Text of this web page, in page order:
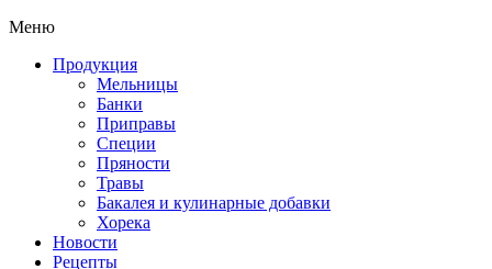
Меню
Продукция
Мельницы
Банки
Приправы
Специи
Пряности
Травы
Бакалея и кулинарные добавки
Хорека
Новости
Рецепты